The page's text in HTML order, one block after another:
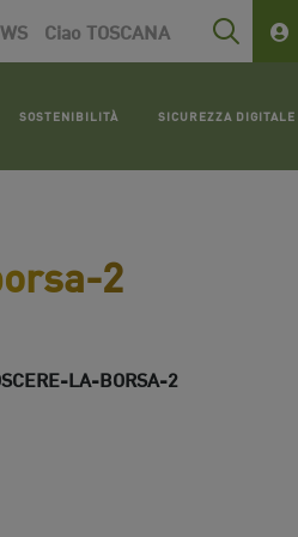
Ciao TOSCANA
SOSTENIBILITÀ SICUREZZA DIGITALE
2
LA-BORSA-2